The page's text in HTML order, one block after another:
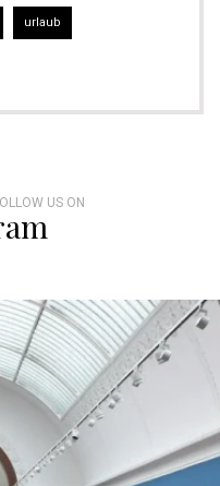
urlaub
US ON